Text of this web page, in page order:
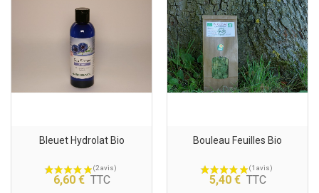
Bleuet Hydrolat Bio
6,60 € TTC
Bouleau Feuilles Bio
5,40 € TTC